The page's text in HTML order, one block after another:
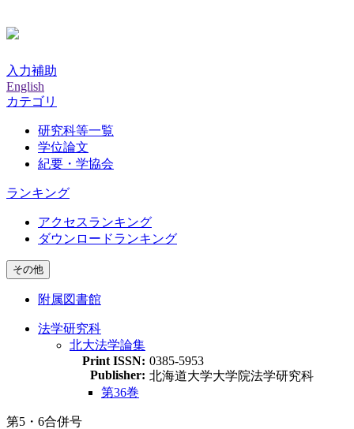
入力補助
English
カテゴリ
研究科等一覧
学位論文
紀要・学協会
ランキング
アクセスランキング
ダウンロードランキング
その他
附属図書館
法学研究科
北大法学論集
Print ISSN: 0385-5953
Publisher: 北海道大学大学院法学研究科
第36巻
第5・6合併号